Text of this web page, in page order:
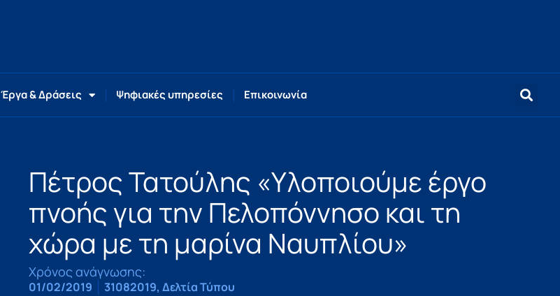
Έργα & Δράσεις Ψηφιακές υπηρεσίες Επικοινωνία
Πέτρος Τατούλης «Υλοποιούμε έργο
πνοής για την Πελοπόννησο και τη
χώρα με τη μαρίνα Ναυπλίου»
Χρόνος ανάγνωσης:
01/02/2019 31082019, Δελτία Τύπου